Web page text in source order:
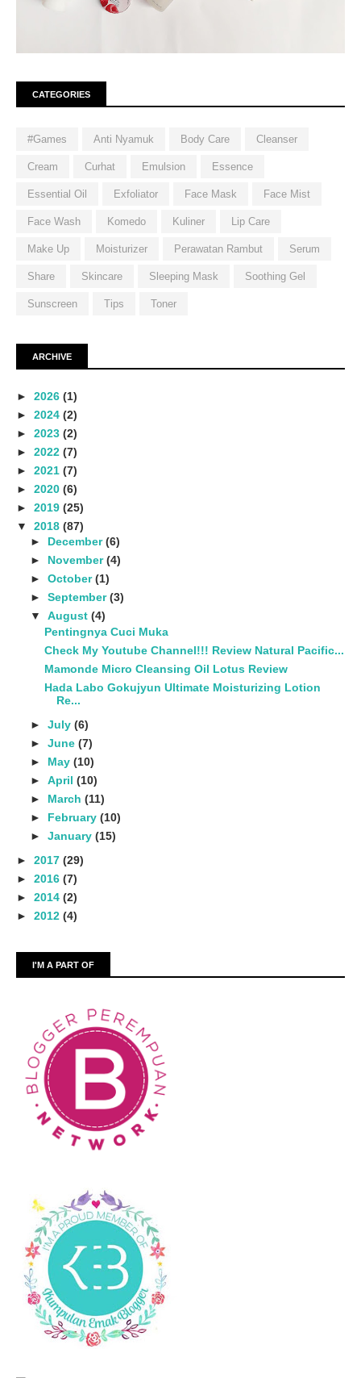
CATEGORIES
#Games Anti Nyamuk Body Care Cleanser
Cream Curhat Emulsion Essence
Essential Oil Exfoliator Face Mask Face Mist
Face Wash Komedo Kuliner Lip Care
Make Up Moisturizer Perawatan Rambut Serum
Share Skincare Sleeping Mask Soothing Gel
Sunscreen Tips Toner
ARCHIVE
► 2026 (1)
► 2024 (2)
► 2023 (2)
► 2022 (7)
► 2021 (7)
► 2020 (6)
► 2019 (25)
▼ 2018 (87)
► December(6)
► November(4)
► October(1)
► September(3)
▼ August (4)
Pentingnya Cuci Muka
Check My Youtube Channel!!! Review Natural Pacific...
Mamonde Micro Cleansing Oil Lotus Review
Hada Labo Gokujyun Ultimate Moisturizing Lotion
Re...
► July (6)
► June (7)
► May (10)
► April (10)
► March (11)
► February (10)
► January (15)
► 2017 (29)
► 2016 (7)
► 2014 (2)
► 2012 (4)
I'M A PART OF